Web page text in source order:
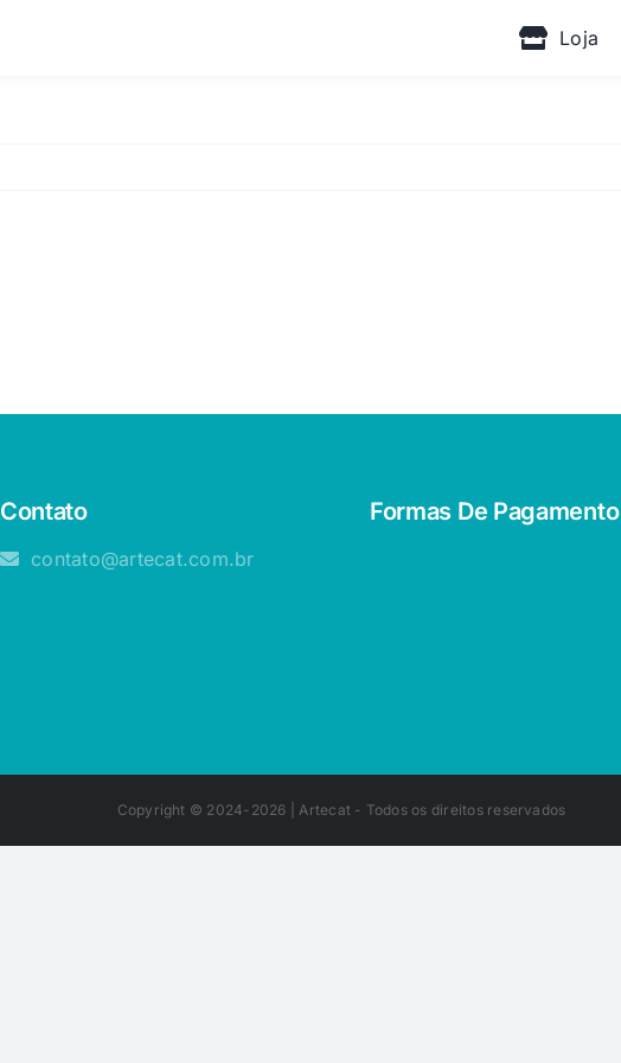
Loja
Contato
contato@artecat.com.br
Formas De Pagamento
Copyright © 2024-2026 |Artecat - Todos os direitos reservados